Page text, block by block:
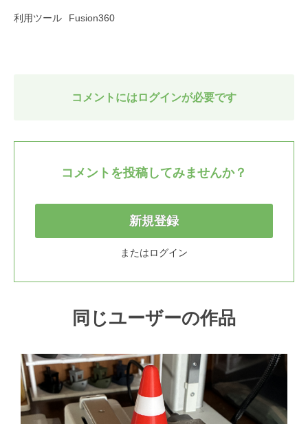
利用ツール Fusion360
コメントにはログインが必要です
コメントを投稿してみませんか？
新規登録
またはログイン
同じユーザーの作品